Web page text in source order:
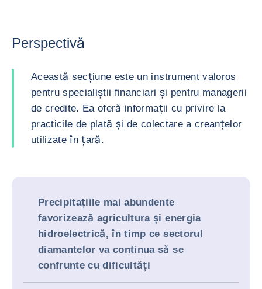
Perspectivă
Această secțiune este un instrument valoros
pentru specialiștii financiari și pentru managerii
de credite. Ea oferă informații cu privire la
practicile de plată și de colectare a creanțelor
utilizate în țară.
Precipitațiile mai abundente
favorizează agricultura și energia
hidroelectrică, în timp ce sectorul
diamantelor va continua să se
confrunte cu dificultăți